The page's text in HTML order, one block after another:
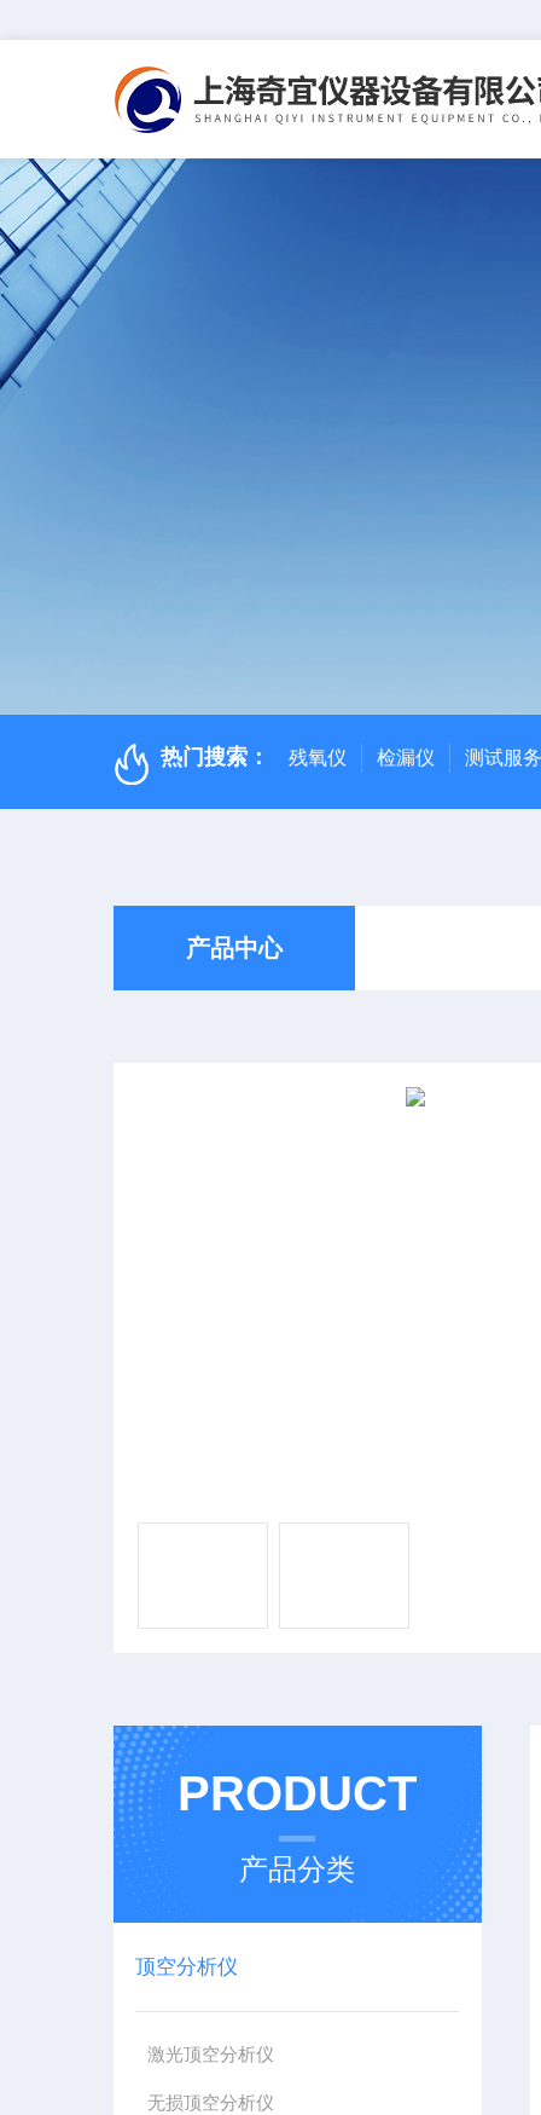
热门搜索： 残氧仪 检漏仪 测试服务
产品中心
PRODUCT
产品分类
顶空分析仪
激光顶空分析仪
无损顶空分析仪